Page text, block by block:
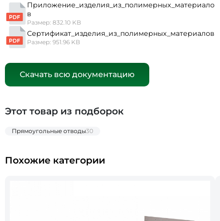
Приложение_изделия_из_полимерных_материало
в
Размер: 832.10 KB
Сертификат_изделия_из_полимерных_материалов
Размер: 951.96 KB
Скачать всю документацию
Этот товар из подборок
Прямоугольные отводы30
Похожие категории